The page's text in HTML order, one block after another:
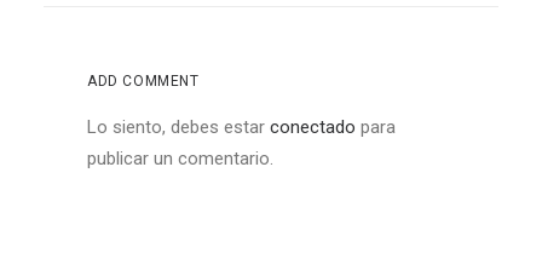
ADD COMMENT
Lo siento, debes estar conectado para
publicar un comentario.